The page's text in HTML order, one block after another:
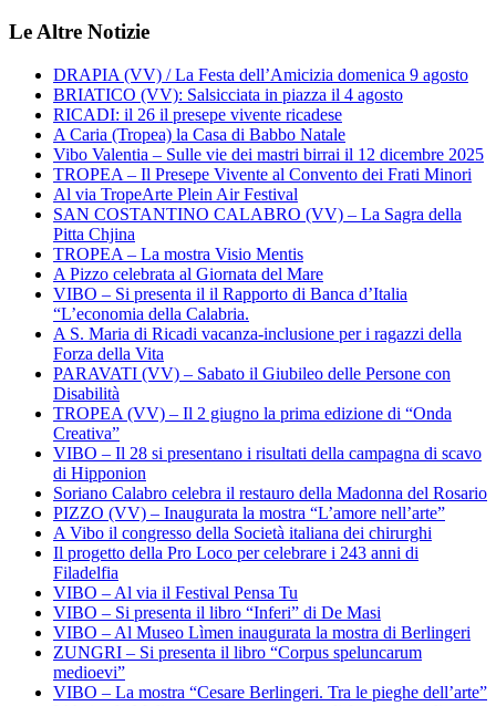
Le Altre Notizie
DRAPIA (VV) / La Festa dell’Amicizia domenica 9 agosto
BRIATICO (VV): Salsicciata in piazza il 4 agosto
RICADI: il 26 il presepe vivente ricadese
A Caria (Tropea) la Casa di Babbo Natale
Vibo Valentia – Sulle vie dei mastri birrai il 12 dicembre 2025
TROPEA – Il Presepe Vivente al Convento dei Frati Minori
Al via TropeArte Plein Air Festival
SAN COSTANTINO CALABRO (VV) – La Sagra della
Pitta Chjina
TROPEA – La mostra Visio Mentis
A Pizzo celebrata al Giornata del Mare
VIBO – Si presenta il il Rapporto di Banca d’Italia
“L’economia della Calabria.
A S. Maria di Ricadi vacanza-inclusione per i ragazzi della
Forza della Vita
PARAVATI (VV) – Sabato il Giubileo delle Persone con
Disabilità
TROPEA (VV) – Il 2 giugno la prima edizione di “Onda
Creativa”
VIBO – Il 28 si presentano i risultati della campagna di scavo
di Hipponion
Soriano Calabro celebra il restauro della Madonna del Rosario
PIZZO (VV) – Inaugurata la mostra “L’amore nell’arte”
A Vibo il congresso della Società italiana dei chirurghi
Il progetto della Pro Loco per celebrare i 243 anni di
Filadelfia
VIBO – Al via il Festival Pensa Tu
VIBO – Si presenta il libro “Inferi” di De Masi
VIBO – Al Museo Lìmen inaugurata la mostra di Berlingeri
ZUNGRI – Si presenta il libro “Corpus speluncarum
medioevi”
VIBO – La mostra “Cesare Berlingeri. Tra le pieghe dell’arte”